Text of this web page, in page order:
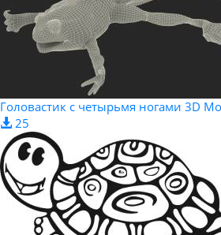
Головастик с четырьмя ногами 3D
25